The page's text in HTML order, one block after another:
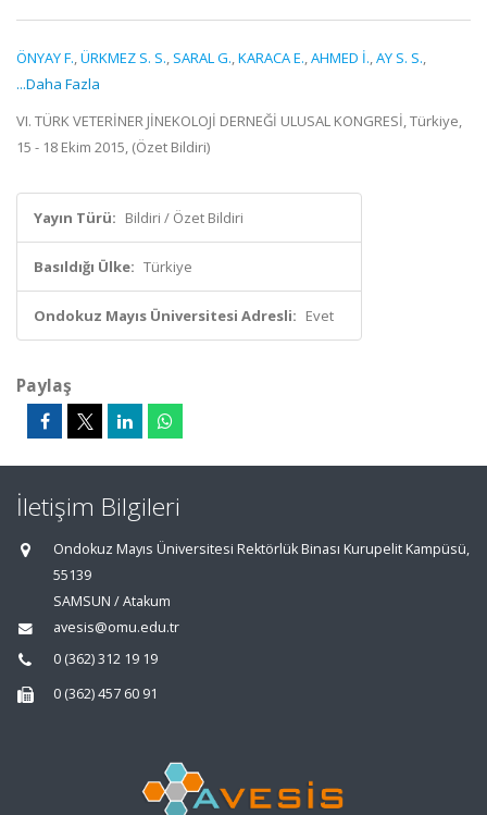
ÖNYAY F.,ÜRKMEZ S. S., SARAL G.,KARACA E.,AHMED İ.,AY S. S.,
...Daha Fazla
VI. TÜRK VETERİNER JİNEKOLOJİ DERNEĞİ ULUSAL KONGRESİ, Türkiye,
15 - 18 Ekim 2015, (Özet Bildiri)
Yayın Türü: Bildiri / Özet Bildiri
Basıldığı Ülke: Türkiye
Ondokuz Mayıs Üniversitesi Adresli: Evet
Paylaş
İletişim Bilgileri
Ondokuz Mayıs Üniversitesi Rektörlük Binası Kurupelit Kampüsü,
55139
SAMSUN / Atakum
avesis@omu.edu.tr
0 (362) 312 19 19
0 (362) 457 60 91